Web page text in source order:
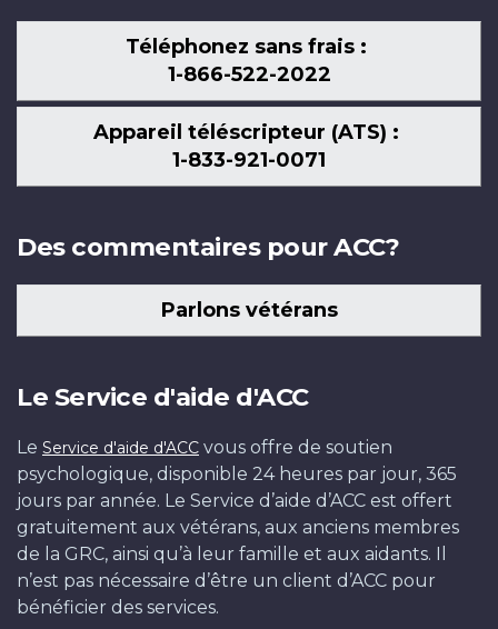
Téléphonez sans frais :
1-866-522-2022
Appareil téléscripteur (ATS) :
1-833-921-0071
Des commentaires pour ACC?
Parlons vétérans
Le Service d'aide d'ACC
Le Service d'aide d'ACC vous offre de soutien
psychologique, disponible 24 heures par jour, 365
jours par année. Le Service d’aide d’ACC est offert
gratuitement aux vétérans, aux anciens membres
de la GRC, ainsi qu’à leur famille et aux aidants. Il
n’est pas nécessaire d’être un client d’ACC pour
bénéficier des services.